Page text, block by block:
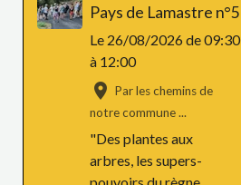
Pays de Lamastre n°5
Le 26/08/2026de 09:30
à 12:00
Par les chemins de
notre commune ...
"Des plantes aux
arbres, les supers-